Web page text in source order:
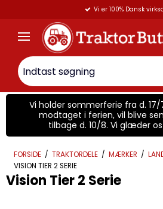
Vi holder sommerferie fra d.
modtaget i ferien, vil blive
tilbage d. 10/8. Vi glæder
FORSIDE / TRAKTORDELE / MÆRKER /
VISION TIER 2 SERIE
Vision Tier 2 Serie